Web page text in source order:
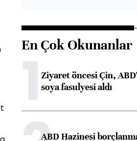
En Çok Okunanlar
1Ziyaret öncesi Çin,
soya fasulyesi aldı
ABD Hazinesi